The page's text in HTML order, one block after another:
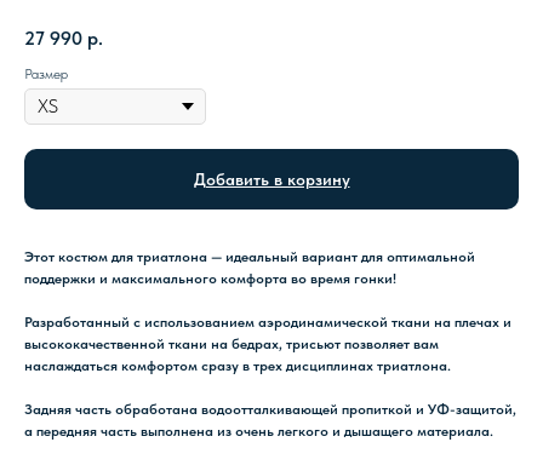
27 990 р.
Размер
Добавить в корзину
Этот костюм для триатлона — идеальный вариант для оптимальной
поддержки и максимального комфорта во время гонки!
Разработанный с использованием аэродинамической ткани на плечах и
высококачественной ткани на бедрах, трисьют позволяет вам
наслаждаться комфортом сразу в трех дисциплинах триатлона.
Задняя часть обработана водоотталкивающей пропиткой и УФ-защитой,
а передняя часть выполнена из очень легкого и дышащего материала.